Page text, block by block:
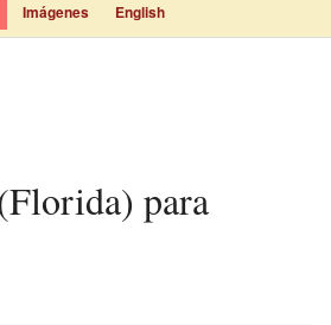
Imágenes English